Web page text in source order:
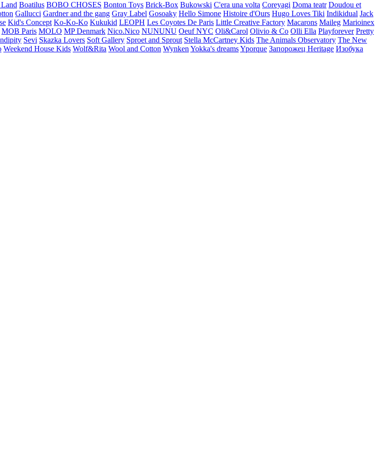
Boatilus BOBO CHOSES Bonton Toys Brick-Box Bukowski C'era una volta Coreyagi Doma teatr Doudou et
Gallucci Gardner and the gang Gray Label Gosoaky Hello Simone Histoire d'Ours Hugo Loves Tiki Indikidual Jack
Kid's Concept Ko-Ko-Ko Kukukid LEOPH Les Coyotes De Paris Little Creative Factory Macarons Maileg Marioinex
MOB Paris MOLO MP Denmark Nico.Nico NUNUNU Oeuf NYC Oli&Carol Olivio & Co Olli Ella Playforever Pretty
Sevi Skazka Lovers Soft Gallery Sproet and Sprout Stella McCartney Kids The Animals Observatory The New
Weekend House Kids Wolf&Rita Wool and Cotton Wynken Yokka's dreamsYporque Запорожец Heritage Изобука